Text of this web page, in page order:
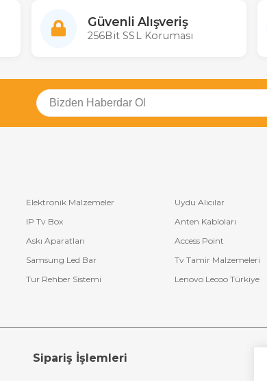
Güvenli Alışveriş
256Bit SSL Koruması
Elektronik Malzemeler Uydu Alıcılar
IP Tv Box Anten Kabloları
Askı Aparatları Access Point
Samsung Led Bar Tv Tamir Malzemeleri
Tur Rehber Sistemi Lenovo Lecoo Türkiye
Sipariş İşlemleri